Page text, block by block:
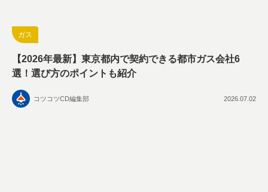
ガス
【2026年最新】東京都内で契約できる都市ガス会社6
選！選び方のポイントも紹介
コツコツCD編集部 2026.07.02